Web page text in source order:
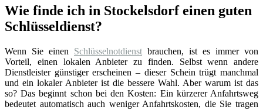
Wie finde ich in Stockelsdorf einen guten
Schlüsseldienst?
Wenn Sie einen Schlüsselnotdienst brauchen, ist es immer von
Vorteil, einen lokalen Anbieter zu finden. Selbst wenn andere
Dienstleister günstiger erscheinen – dieser Schein trügt manchmal
und ein lokaler Anbieter ist die bessere Wahl. Aber warum ist das
so? Das beginnt schon bei den Kosten: Ein kürzerer Anfahrtsweg
bedeutet automatisch auch weniger Anfahrtskosten, die Sie tragen